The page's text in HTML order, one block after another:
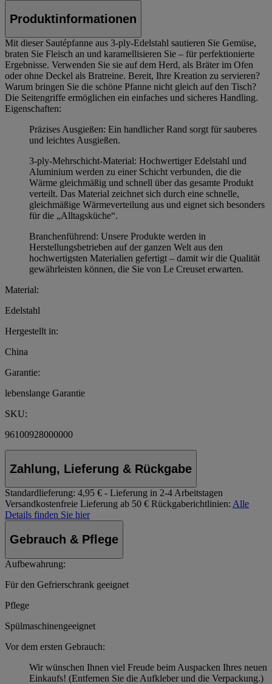
Produktinformationen
Mit dieser Sautépfanne aus 3-ply-Edelstahl sautieren Sie Gemüse,
braten Sie Fleisch an und karamellisieren Sie – für perfektionierte
Ergebnisse. Verwenden Sie sie auf dem Herd, als Bräter im Ofen
oder ohne Deckel als Bratreine. Bereit, Ihre Kreation zu servieren?
Warum bringen Sie die schöne Pfanne nicht gleich auf den Tisch?
Die Seitengriffe ermöglichen ein einfaches und sicheres Handling.
Eigenschaften:
Präzises Ausgießen: Ein handlicher Rand sorgt für sauberes
und leichtes Ausgießen.
3-ply-Mehrschicht-Material: Hochwertiger Edelstahl und
Aluminium werden zu einer Schicht verbunden, die die
Wärme gleichmäßig und schnell über das gesamte Produkt
verteilt. Das Material zeichnet sich durch eine schnelle,
gleichmäßige Wärmeverteilung aus und eignet sich besonders
für die „Alltagsküche“.
Branchenführend: Unsere Produkte werden in
Herstellungsbetrieben auf der ganzen Welt aus den
hochwertigsten Materialien gefertigt – damit wir die Qualität
gewährleisten können, die Sie von Le Creuset erwarten.
Material:
Edelstahl
Hergestellt in:
China
Garantie:
lebenslange Garantie
SKU:
96100928000000
Zahlung, Lieferung & Rückgabe
Standardlieferung: 4,95 € - Lieferung in 2-4 Arbeitstagen
Versandkostenfreie Lieferung ab 50 € Rückgaberichtlinien: Alle
Details finden Sie hier
Gebrauch & Pflege
Aufbewahrung:
Für den Gefrierschrank geeignet
Pflege
Spülmaschinengeeignet
Vor dem ersten Gebrauch:
Wir wünschen Ihnen viel Freude beim Auspacken Ihres neuen
Einkaufs! (Entfernen Sie die Aufkleber und die Verpackung.)